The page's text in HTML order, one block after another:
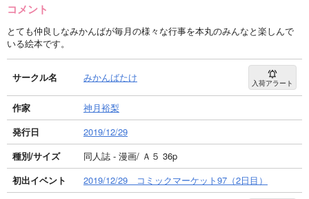
コメント
とても仲良しなみかんばが毎月の様々な行事を本丸のみんなと楽しんで
いる絵本です。
サークル名 みかんばたけ 入荷アラート
作家
神月裕梨
発行日
2019/12/29
種別/サイズ
同人誌 - 漫画/ Ａ５ 36p
初出イベント
2019/12/29 コミックマーケット97（2日目）